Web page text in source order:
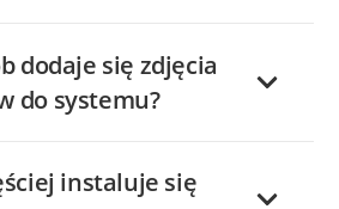
dodaje się zdjęcia
do systemu?
instaluje się